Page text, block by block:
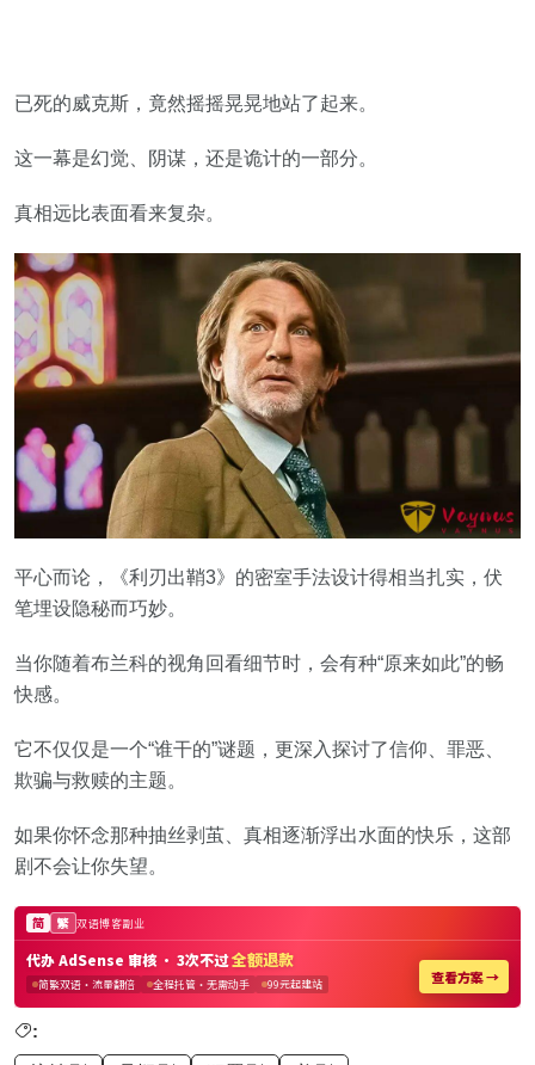
已死的威克斯，竟然摇摇晃晃地站了起来。
这一幕是幻觉、阴谋，还是诡计的一部分。
真相远比表面看来复杂。
平心而论，《利刃出鞘3》的密室手法设计得相当扎实，伏
笔埋设隐秘而巧妙。
当你随着布兰科的视角回看细节时，会有种“原来如此”的畅
快感。
它不仅仅是一个“谁干的”谜题，更深入探讨了信仰、罪恶、
欺骗与救赎的主题。
如果你怀念那种抽丝剥茧、真相逐渐浮出水面的快乐，这部
剧不会让你失望。
: